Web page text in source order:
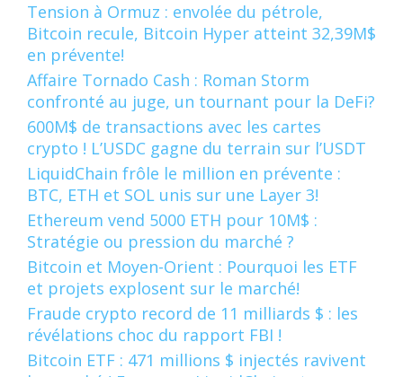
Tension à Ormuz : envolée du pétrole,
Bitcoin recule, Bitcoin Hyper atteint 32,39M$
en prévente!
Affaire Tornado Cash : Roman Storm
confronté au juge, un tournant pour la DeFi?
600M$ de transactions avec les cartes
crypto ! L’USDC gagne du terrain sur l’USDT
LiquidChain frôle le million en prévente :
BTC, ETH et SOL unis sur une Layer 3!
Ethereum vend 5000 ETH pour 10M$ :
Stratégie ou pression du marché ?
Bitcoin et Moyen-Orient : Pourquoi les ETF
et projets explosent sur le marché!
Fraude crypto record de 11 milliards $ : les
révélations choc du rapport FBI !
Bitcoin ETF : 471 millions $ injectés ravivent